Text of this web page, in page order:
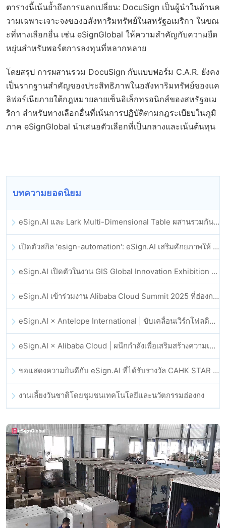
ตารางนี้เน้นย้ำถึงการแลกเปลี่ยน: DocuSign เป็นผู้นำในด้านค
วามเฉพาะเจาะจงของอสังหาริมทรัพย์ในสหรัฐอเมริกา ในขณ
ะที่ทางเลือกอื่น เช่น eSignGlobal ให้ความสำคัญกับความยืด
หยุ่นสำหรับพอร์ตการลงทุนที่หลากหลาย
โดยสรุป การผสานรวม DocuSign กับแบบฟอร์ม C.A.R. ยังคง
เป็นรากฐานสำคัญของประสิทธิภาพในอสังหาริมทรัพย์ของแค
ลิฟอร์เนียภายใต้กฎหมายลายเซ็นอิเล็กทรอนิกส์ของสหรัฐอเม
ริกา สำหรับทางเลือกอื่นที่เน้นการปฏิบัติตามกฎระเบียบในภูมิ
ภาค eSignGlobal นำเสนอตัวเลือกที่เป็นกลางและเน้นต้นทุน
บทความยอดนิยม
eSign.AI และ Lark Multi-Dimensional Table ผสานรวมกันอย่างเป็นทางการ: การลงนามและการเก็บถาวรสัญญาอิเล็กทรอนิกส์แบบอัตโนมัติเต็มรูปแบบ
เปิดตัวสกิล 'esign-automation': eSign.AI เสริมศักยภาพให้ OpenClaw ด้วยลายเซ็นอิเล็กทรอนิกส์อัตโนมัติ
eSign.AI เปิดตัวในงาน GIS Global Innovation Exhibition 2025
eSign.AI เข้าร่วมงาน Alibaba Cloud Summit 2025 ที่ฮ่องกง เพื่อขับเคลื่อนนวัตกรรมคลาวด์ที่ขับเคลื่อนด้วย AI และความเชื่อมั่นทางดิจิทัล
eSign.AI × Antelope International | ขับเคลื่อนเวิร์กโฟลดิจิทัลที่ปลอดภัยและขับเคลื่อนด้วย AI
eSign.AI × Alibaba Cloud | ผนึกกำลังเพื่อเสริมสร้างความเชื่อมั่นดิจิทัลระดับโลกสำหรับฟินเทค
ขอแสดงความยินดีกับ eSign.AI ที่ได้รับรางวัล CAHK STAR Award 2025
งานเลี้ยงวันชาติโดยชุมชนเทคโนโลยีและนวัตกรรมฮ่องกง